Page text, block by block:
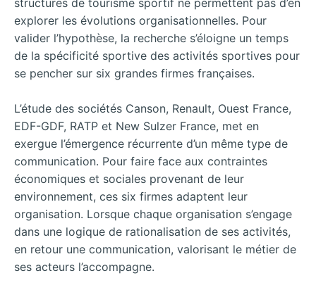
explorer les évolutions organisationnelles. Pour
valider l’hypothèse, la recherche s’éloigne un temps
de la spécificité sportive des activités sportives pour
se pencher sur six grandes firmes françaises.
L’étude des sociétés Canson, Renault, Ouest France,
EDF-GDF, RATP et New Sulzer France, met en
exergue l’émergence récurrente d’un même type de
communication. Pour faire face aux contraintes
économiques et sociales provenant de leur
environnement, ces six firmes adaptent leur
organisation. Lorsque chaque organisation s’engage
dans une logique de rationalisation de ses activités,
en retour une communication, valorisant le métier de
ses acteurs l’accompagne.